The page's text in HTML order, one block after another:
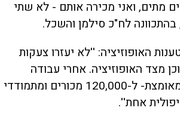
מתים, ואני מכירה אותם - לא שתי
לח"כ סילמן והשכל.
האופוזיציה: ''לא יעזרו צעקות
מצד האופוזיציה. אחרי עבודה
פוליטית ומקצועית מאומצת- ל-120,000 מכורים ומתמודדי
אחת''.